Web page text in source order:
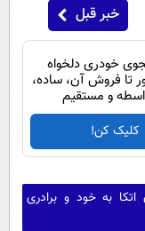
خبر قبل
خودری دلخواه
تا فروش آن، ساده،
و مستقیم
کلیک کن!
به خود و برادری